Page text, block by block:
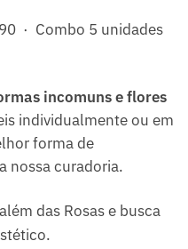
· Combo 5 unidades
incomuns e flores
individualmente ou em
forma de
nossa curadoria.
das Rosas e busca